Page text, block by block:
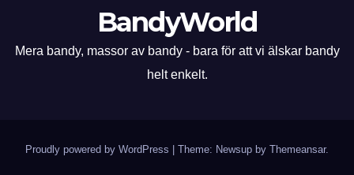
BandyWorld
Mera bandy, massor av bandy - bara för att vi älskar bandy
helt enkelt.
Proudly powered by WordPress Theme: Newsup by Themeansar.